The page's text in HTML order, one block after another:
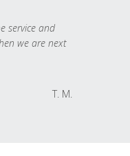
service and
we are next
T. M.